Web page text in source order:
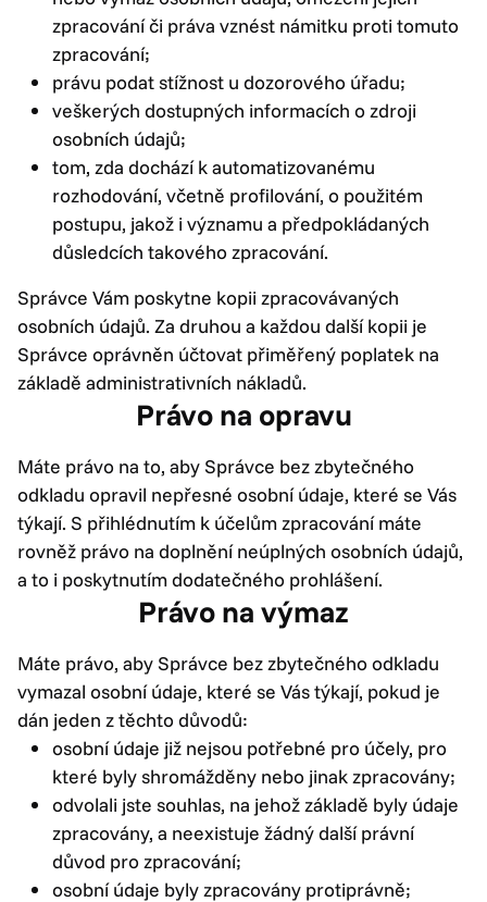
zpracování či práva vznést námitku proti tomuto
zpracování;
právu podat stížnost u dozorového úřadu;
veškerých dostupných informacích o zdroji
osobních údajů;
tom, zda dochází k automatizovanému
rozhodování, včetně profilování, o použitém
postupu, jakož i významu a předpokládaných
důsledcích takového zpracování.
Správce Vám poskytne kopii zpracovávaných
osobních údajů. Za druhou a každou další kopii je
Správce oprávněn účtovat přiměřený poplatek na
základě administrativních nákladů.
Právo na opravu
Máte právo na to, aby Správce bez zbytečného
odkladu opravil nepřesné osobní údaje, které se Vás
týkají. S přihlédnutím k účelům zpracování máte
rovněž právo na doplnění neúplných osobních údajů,
a to i poskytnutím dodatečného prohlášení.
Právo na výmaz
Máte právo, aby Správce bez zbytečného odkladu
vymazal osobní údaje, které se Vás týkají, pokud je
dán jeden z těchto důvodů:
osobní údaje již nejsou potřebné pro účely, pro
které byly shromážděny nebo jinak zpracovány;
odvolali jste souhlas, na jehož základě byly údaje
zpracovány, a neexistuje žádný další právní
důvod pro zpracování;
osobní údaje byly zpracovány protiprávně;